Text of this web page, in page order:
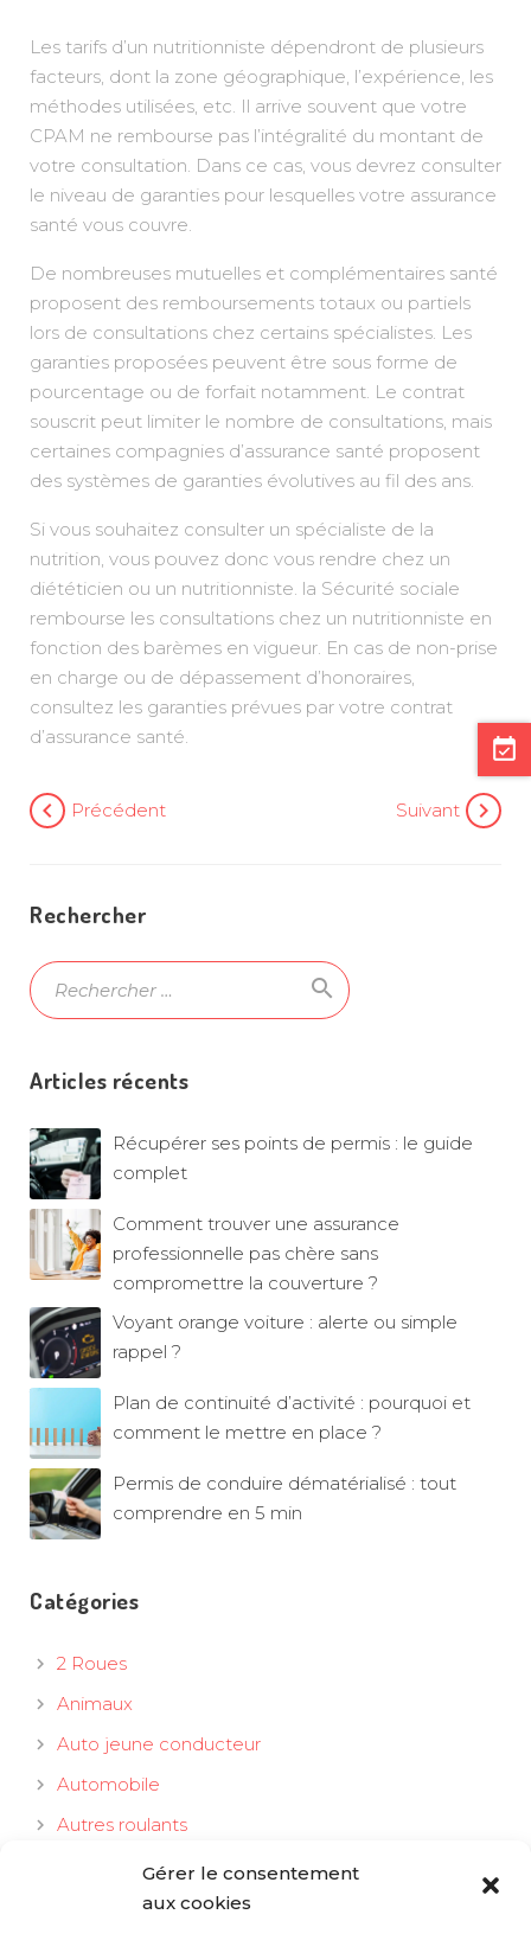
Gérer le consentement
aux cookies
Les tarifs d’un nutritionniste dépendront de plusieurs
facteurs, dont la zone géographique, l’expérience, les
méthodes utilisées, etc. Il arrive souvent que votre
CPAM ne rembourse pas l’intégralité du montant de
votre consultation. Dans ce cas, vous devrez consulter
le niveau de garanties pour lesquelles votre assurance
santé vous couvre.
De nombreuses mutuelles et complémentaires santé
proposent des remboursements totaux ou partiels
lors de consultations chez certains spécialistes. Les
garanties proposées peuvent être sous forme de
pourcentage ou de forfait notamment. Le contrat
souscrit peut limiter le nombre de consultations, mais
certaines compagnies d’assurance santé proposent
des systèmes de garanties évolutives au fil des ans.
Si vous souhaitez consulter un spécialiste de la
nutrition, vous pouvez donc vous rendre chez un
diététicien ou un nutritionniste. la Sécurité sociale
rembourse les consultations chez un nutritionniste en
fonction des barèmes en vigueur. En cas de non-prise
en charge ou de dépassement d’honoraires,
consultez les garanties prévues par votre contrat
d’assurance santé.
Navigation
chevron_left Précédent Suivant chevron_right
Rechercher
search
Ok
Articles récents
Récupérer ses points de permis : le guide
complet
Comment trouver une assurance
professionnelle pas chère sans
compromettre la couverture ?
Voyant orange voiture : alerte ou simple
rappel ?
Plan de continuité d’activité : pourquoi et
comment le mettre en place ?
Permis de conduire dématérialisé : tout
comprendre en 5 min
Catégories
2 Roues
Animaux
Auto jeune conducteur
Automobile
Autres roulants
Habitation
Particuliers
event_available